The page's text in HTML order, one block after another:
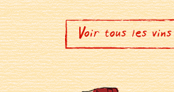
Voir tous les